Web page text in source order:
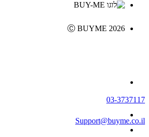
Ⓒ BUYME 2026
03-3737117
Support@buyme.co.il